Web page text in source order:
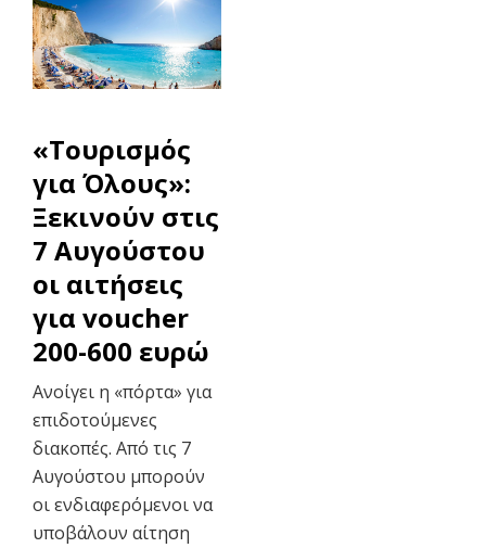
«Τουρισμός
για Όλους»:
Ξεκινούν στις
7 Αυγούστου
οι αιτήσεις
για voucher
200-600 ευρώ
Ανοίγει η «πόρτα» για
επιδοτούμενες
διακοπές. Από τις 7
Αυγούστου μπορούν
οι ενδιαφερόμενοι να
υποβάλουν αίτηση